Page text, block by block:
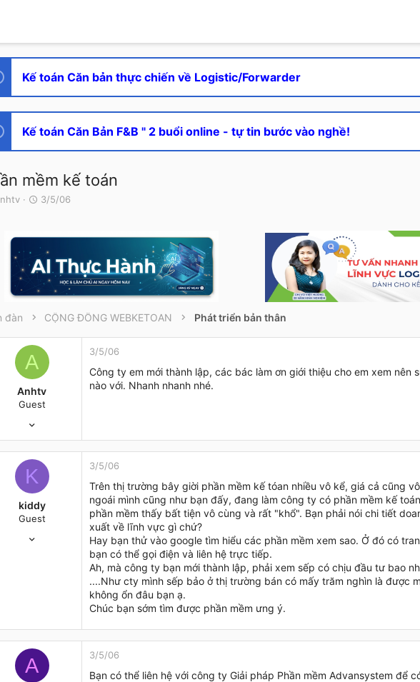
Kế toán Căn bản thực chiến về Logistic/Forwarder
Kế toán Căn Bản F&B " 2 buổi online - tự tin bước vào nghề!
mềm kế toán
N
y
g
ử
i
3/5/06
đàn CỘNG ĐỒNG WEBKETOAN Phát triển bản thân
A
Anhtv
Guest
0
3/5/06
Công ty em mới thành lập, các bác làm ơn giới thiệu cho em xem nên
nào với. Nhanh nhanh nhé.
K
kiddy
Guest
3/5/06
Trên thị trường bây giời phần mềm kế tóan nhiều vô kể, giá cả cũng
ngoái mình cũng như bạn đấy, đang làm công ty có phần mềm kế
phần mềm thấy bất tiện vô cùng và rất "khổ". Bạn phải nói chi tiết
xuất về lĩnh vực gì chứ?
Hay bạn thử vào google tìm hiểu các phần mềm xem sao. Ở đó có
bạn có thể gọi điện và liên hệ trực tiếp.
Ah, mà công ty bạn mới thành lập, phải xem sếp có chịu đầu tư bao
....Như cty mình sếp bảo ở thị trường bán có mấy trăm nghìn là được
không ổn đâu bạn ạ.
Chúc bạn sớm tìm được phần mềm ưng ý.
A 3/5/06
Bạn có thể liên hệ với công ty Giải pháp Phần mềm Advansystem để